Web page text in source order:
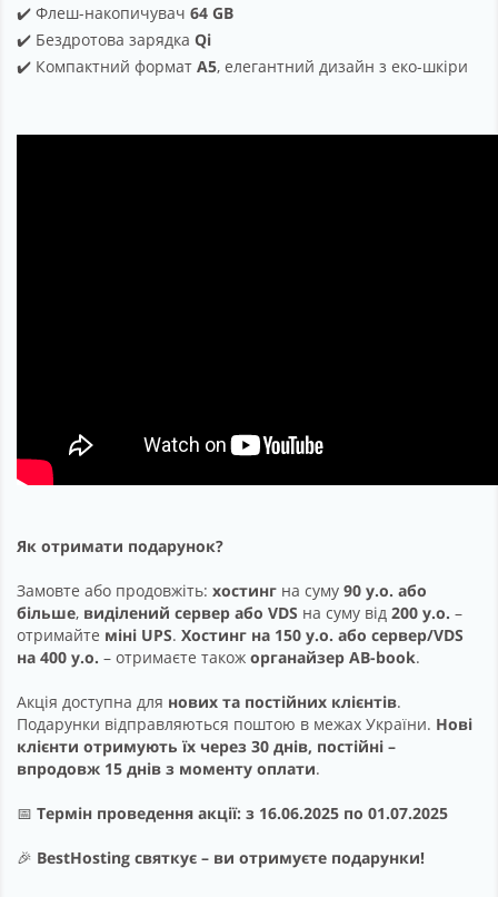
✔️ Флеш-накопичувач 64 GB
✔️ Бездротова зарядка Qi
✔️ Компактний формат А5, елегантний дизайн з еко-шкіри
Як отримати подарунок?
Замовте або продовжіть: хостинг на суму 90 у.о. або
більше, виділений сервер або VDS на суму від 200 у.о. –
отримайте міні UPS. Хостинг на 150 у.о. або сервер/VDS
на 400 у.о. – отримаєте також органайзер AB-book.
Акція доступна для нових та постійних клієнтів.
Подарунки відправляються поштою в межах України. Нові
клієнти отримують їх через 30 днів, постійні –
впродовж 15 днів з моменту оплати.
📅 Термін проведення акції: з 16.06.2025 по 01.07.2025
🎉 BestHosting святкує – ви отримуєте подарунки!